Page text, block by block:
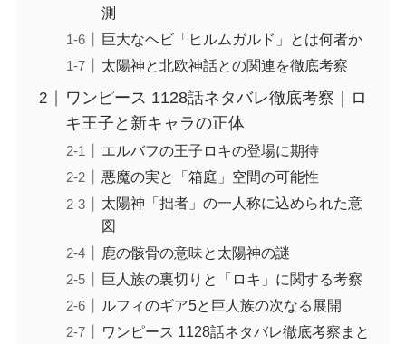
測
巨大なヘビ「ヒルムガルド」とは何者か
太陽神と北欧神話との関連を徹底考察
ワンピース 1128話ネタバレ徹底考察｜ロ
キ王子と新キャラの正体
エルバフの王子ロキの登場に期待
悪魔の実と「箱庭」空間の可能性
太陽神「拙者」の一人称に込められた意
図
鹿の骸骨の意味と太陽神の謎
巨人族の裏切りと「ロキ」に関する考察
ルフィのギア5と巨人族の次なる展開
ワンピース 1128話ネタバレ徹底考察まと